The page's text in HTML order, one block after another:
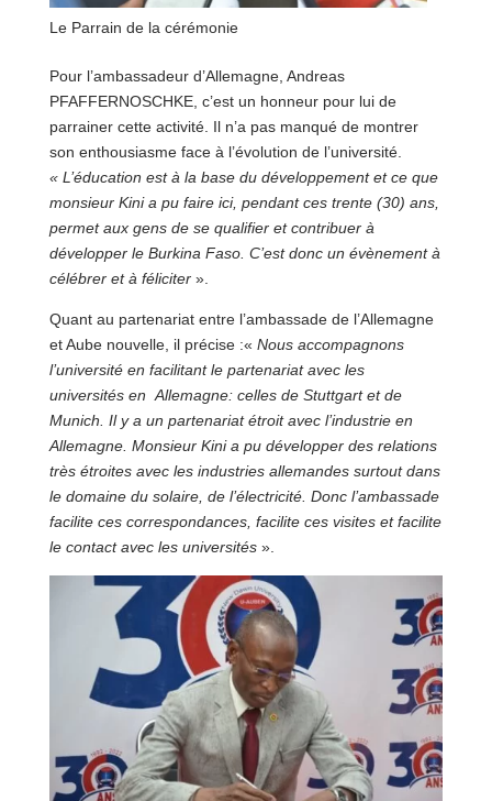
Le Parrain de la cérémonie
Pour l’ambassadeur d’Allemagne, Andreas
PFAFFERNOSCHKE, c’est un honneur pour lui de
parrainer cette activité. Il n’a pas manqué de montrer
son enthousiasme face à l’évolution de l’université.
« L’éducation est à la base du développement et ce que
monsieur Kini a pu faire ici, pendant ces trente (30) ans,
permet aux gens de se qualifier et contribuer à
développer le Burkina Faso. C’est donc un évènement à
célébrer et à féliciter ».
Quant au partenariat entre l’ambassade de l’Allemagne
et Aube nouvelle, il précise :« Nous accompagnons
l’université en facilitant le partenariat avec les
universités en Allemagne: celles de Stuttgart et de
Munich. Il y a un partenariat étroit avec l’industrie en
Allemagne. Monsieur Kini a pu développer des relations
très étroites avec les industries allemandes surtout dans
le domaine du solaire, de l’électricité. Donc l’ambassade
facilite ces correspondances, facilite ces visites et facilite
le contact avec les universités».